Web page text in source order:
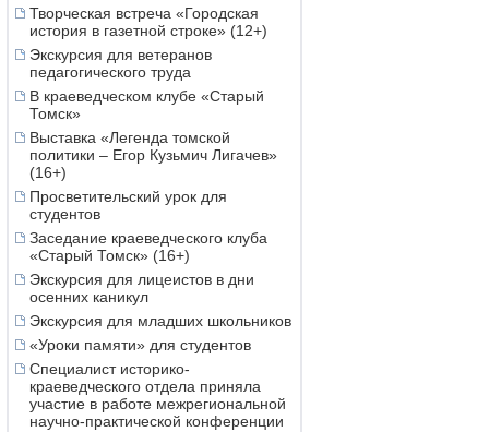
Творческая встреча «Городская
история в газетной строке» (12+)
Экскурсия для ветеранов
педагогического труда
В краеведческом клубе «Старый
Томск»
Выставка «Легенда томской
политики – Егор Кузьмич Лигачев»
(16+)
Просветительский урок для
студентов
Заседание краеведческого клуба
«Старый Томск» (16+)
Экскурсия для лицеистов в дни
осенних каникул
Экскурсия для младших школьников
«Уроки памяти» для студентов
Специалист историко-
краеведческого отдела приняла
участие в работе межрегиональной
научно-практической конференции